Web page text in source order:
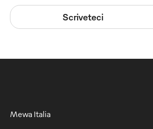
Scriveteci
Mewa Italia